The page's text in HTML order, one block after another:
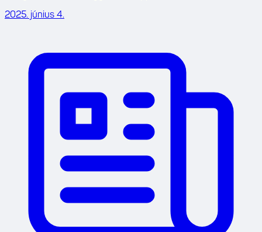
2025. június 4.